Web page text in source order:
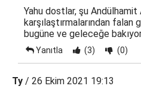
Yahu dostlar, şu
karşılaştırmalarından falan
bugüne ve geleceğe
Yanıtla (3) (0)
Ty / 26 Ekim 2021 19:13